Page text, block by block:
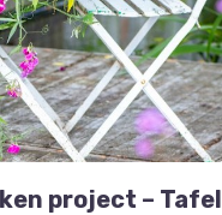
project – Tafel